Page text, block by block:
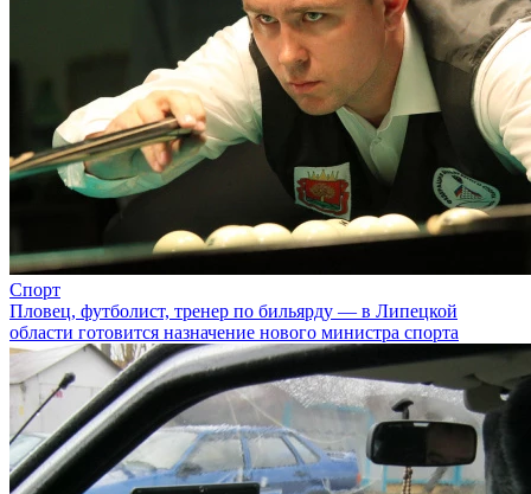
Спорт
Пловец, футболист, тренер по бильярду — в Липецкой
области готовится назначение нового министра спорта